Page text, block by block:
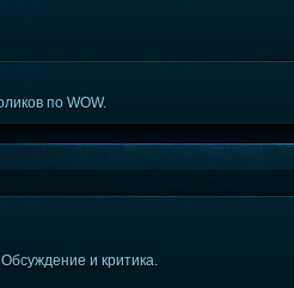
по WOW.
и критика.